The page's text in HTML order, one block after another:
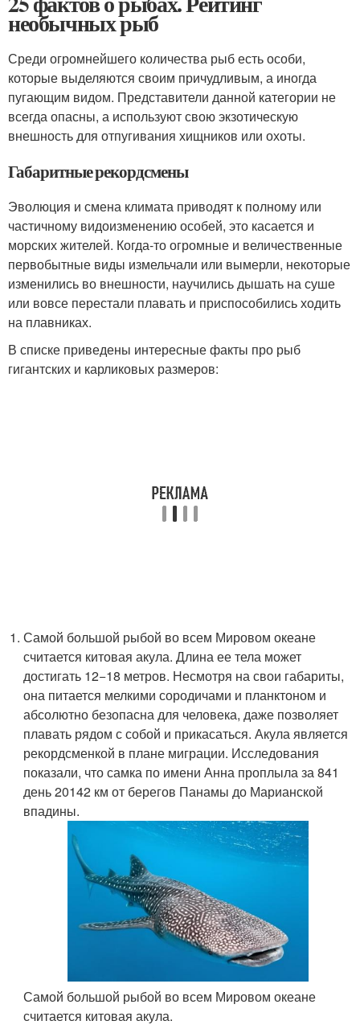
необычных рыб
Среди огромнейшего количества рыб есть особи,
которые выделяются своим причудливым, а иногда
пугающим видом. Представители данной категории не
всегда опасны, а используют свою экзотическую
внешность для отпугивания хищников или охоты.
Габаритные рекордсмены
Эволюция и смена климата приводят к полному или
частичному видоизменению особей, это касается и
морских жителей. Когда-то огромные и величественные
первобытные виды измельчали или вымерли, некоторые
изменились во внешности, научились дышать на суше
или вовсе перестали плавать и приспособились ходить
на плавниках.
В списке приведены интересные факты про рыб
гигантских и карликовых размеров:
Самой большой рыбой во всем Мировом океане
считается китовая акула. Длина ее тела может
достигать 12−18 метров. Несмотря на свои габариты,
она питается мелкими сородичами и планктоном и
абсолютно безопасна для человека, даже позволяет
плавать рядом с собой и прикасаться. Акула является
рекордсменкой в плане миграции. Исследования
показали, что самка по имени Анна проплыла за 841
день 20142 км от берегов Панамы до Марианской
впадины.
Самой большой рыбой во всем Мировом океане
считается китовая акула.